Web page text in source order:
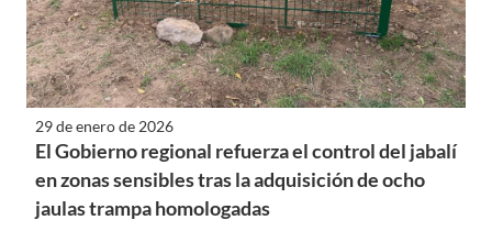
29 de enero de 2026
El Gobierno regional refuerza el control del jabalí
en zonas sensibles tras la adquisición de ocho
jaulas trampa homologadas